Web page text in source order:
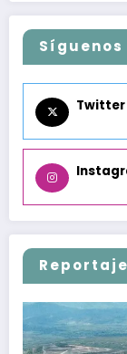
Síguenos
Twitter